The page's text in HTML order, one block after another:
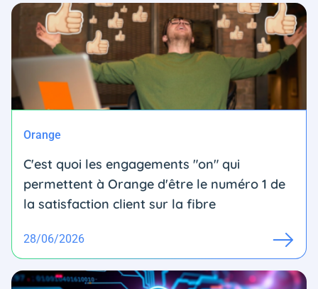
Orange
C'est quoi les engagements "on" qui
permettent à Orange d'être le numéro 1 de
la satisfaction client sur la fibre
28/06/2026